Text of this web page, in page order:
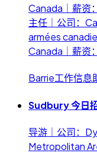
Canada｜薪资
主任｜公司：
armées
Canada｜薪资
Barrie工作信息
Sudbury 今日
导游｜公司：
Metropolitan